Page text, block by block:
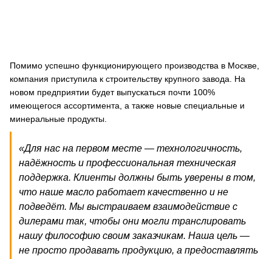
Помимо успешно функционирующего производства в Москве,
компания приступила к строительству крупного завода. На
новом предприятии будет выпускаться почти 100%
имеющегося ассортимента, а также новые специальные и
минеральные продукты.
«Для нас на первом месте — технологичность,
надёжность и профессиональная техническая
поддержка. Клиенты должны быть уверены в том,
что наше масло работает качественно и не
подведёт. Мы выстраиваем взаимодействие с
дилерами так, чтобы они могли транслировать
нашу философию своим заказчикам. Наша цель —
не просто продавать продукцию, а предоставлять